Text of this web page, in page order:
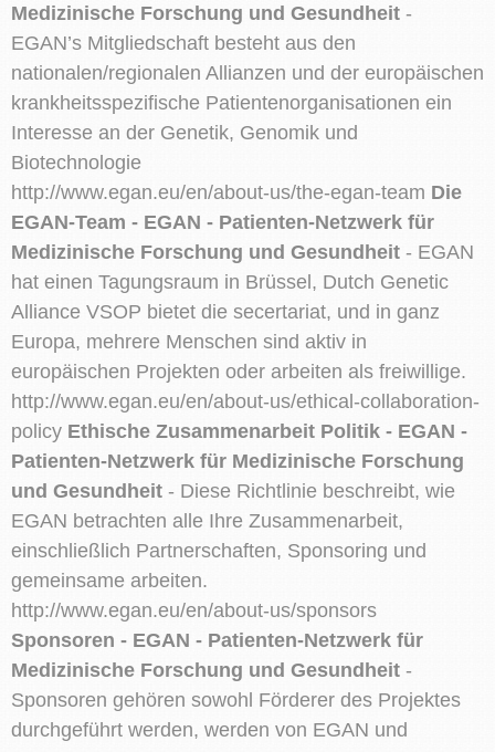
Medizinische Forschung und Gesundheit -
EGAN’s Mitgliedschaft besteht aus den
nationalen/regionalen Allianzen und der europäischen
krankheitsspezifische Patientenorganisationen ein
Interesse an der Genetik, Genomik und
Biotechnologie
http://www.egan.eu/en/about-us/the-egan-team Die
EGAN-Team - EGAN - Patienten-Netzwerk für
Medizinische Forschung und Gesundheit - EGAN
hat einen Tagungsraum in Brüssel, Dutch Genetic
Alliance VSOP bietet die secertariat, und in ganz
Europa, mehrere Menschen sind aktiv in
europäischen Projekten oder arbeiten als freiwillige.
http://www.egan.eu/en/about-us/ethical-collaboration-
policy Ethische Zusammenarbeit Politik - EGAN -
Patienten-Netzwerk für Medizinische Forschung
und Gesundheit - Diese Richtlinie beschreibt, wie
EGAN betrachten alle Ihre Zusammenarbeit,
einschließlich Partnerschaften, Sponsoring und
gemeinsame arbeiten.
http://www.egan.eu/en/about-us/sponsors
Sponsoren - EGAN - Patienten-Netzwerk für
Medizinische Forschung und Gesundheit -
Sponsoren gehören sowohl Förderer des Projektes
durchgeführt werden, werden von EGAN und